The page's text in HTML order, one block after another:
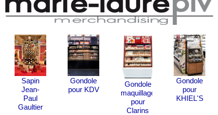
Sapin
Jean-
Paul
Gaultier
Gondole
pour KDV
Gondole
maquillage
pour
Clarins
Gondole
pour
KHIEL'S